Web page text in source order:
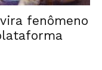
fenômeno